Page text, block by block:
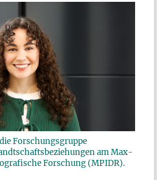
Forschungsgruppe
am Max-
Forschung (MPIDR).